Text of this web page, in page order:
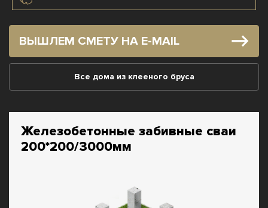
ВЫШЛЕМ СМЕТУ НА E-MAIL
Все дома из клееного бруса
Железобетонные забивные сваи
200*200/3000мм